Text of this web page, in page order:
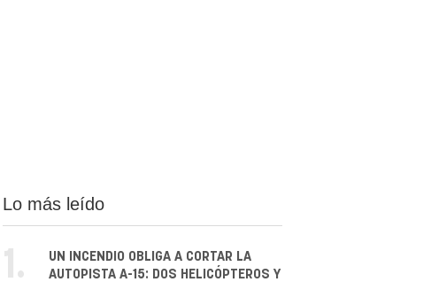
Lo más leído
1.
UN INCENDIO OBLIGA A CORTAR LA
AUTOPISTA A-15: DOS HELICÓPTEROS Y